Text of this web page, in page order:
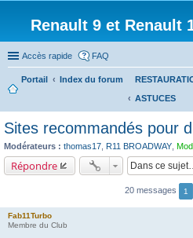
Renault 9 et Renault
Accès rapide FAQ
Portail Index du forum
ASTUCES
Sites recommandés pour
Modérateurs : thomas17 R11 BROADWAY
Répondre
20 messages 1
Fab11Turbo
Membre du Club